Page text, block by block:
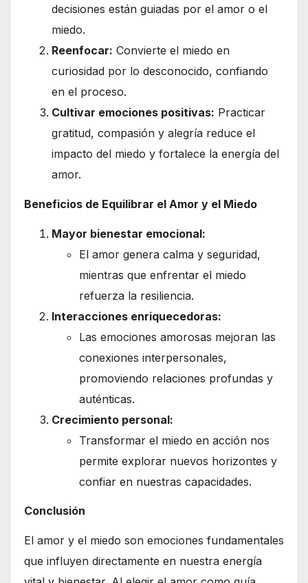
decisiones están guiadas por el amor o el
miedo.
Reenfocar: Convierte el miedo en
curiosidad por lo desconocido, confiando
en el proceso.
Cultivar emociones positivas: Practicar
gratitud, compasión y alegría reduce el
impacto del miedo y fortalece la energía del
amor.
Beneficios de Equilibrar el Amor y el Miedo
Mayor bienestar emocional:
El amor genera calma y seguridad,
mientras que enfrentar el miedo
refuerza la resiliencia.
Interacciones enriquecedoras:
Las emociones amorosas mejoran las
conexiones interpersonales,
promoviendo relaciones profundas y
auténticas.
Crecimiento personal:
Transformar el miedo en acción nos
permite explorar nuevos horizontes y
confiar en nuestras capacidades.
Conclusión
El amor y el miedo son emociones fundamentales
que influyen directamente en nuestra energía